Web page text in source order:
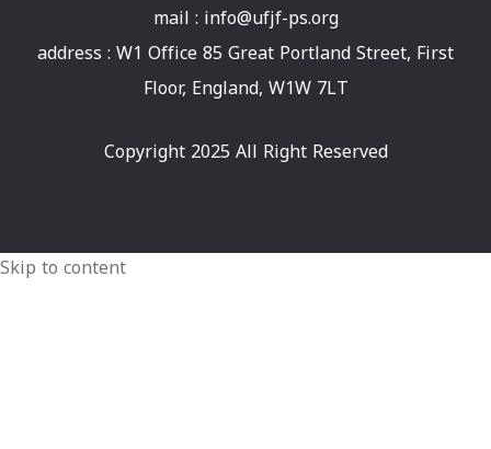
mail : info@ufjf-ps.org
address : W1 Office 85 Great Portland Street, First
Floor, England, W1W 7LT
Copyright 2025 All Right Reserved
Skip to content